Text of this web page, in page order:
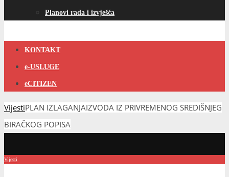
Planovi rada i izvješća
KONTAKT
e-USLUGE
eCITIZEN
VijestiPLAN IZLAGANJAIZVODA IZ PRIVREMENOG SREDIŠNJEG
BIRAČKOG POPISA
Vijesti